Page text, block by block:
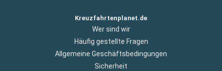
Kreuzfahrtenplanet.de
Wer sind wir
Häufig gestellte Fragen
Allgemeine Geschäftsbedingungen
Sicherheit